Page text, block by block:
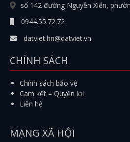
số 142 đường Nguyễn Xiển,
0944.55.72.72
datviet.hn@datviet.vn
CHÍNH SÁCH
Chính sách bảo vệ
Cam kết – Quyền lợi
Liên hệ
MẠNG XÃ HỘI